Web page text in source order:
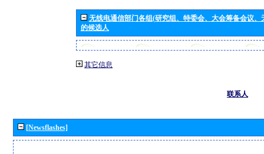
无线电通信部门各组(研究组、特委会、大会筹备会议
的候选人
其它信息
联系人
[Newsflashes]